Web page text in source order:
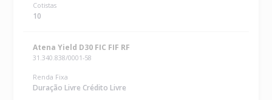
Cotistas
10
Atena Yield D30 FIC FIF RF
31.340.838/0001-58
Renda Fixa
Duração Livre Crédito Livre